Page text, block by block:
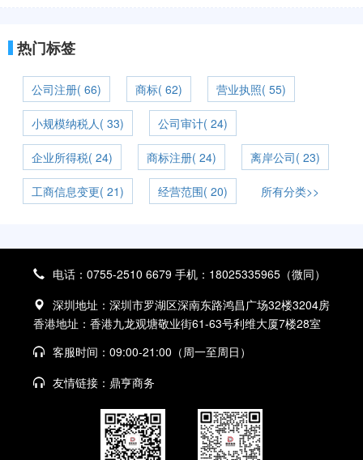
热门标签
公司注册( 66) 商标( 62) 营业执照( 55)
小规模纳税人( 33) 公司审计( 24)
企业所得税( 24) 商标注册( 24) 离岸公司( 23)
工商信息变更( 21) 经营范围( 20) 所有分类>>
电话：0755-2510 6679 手机：18025335965（微同）
深圳地址：深圳市罗湖区深南东路鸿昌广场32楼3204房
香港地址：香港九龙观塘敬业街61-63号利维大厦7楼28室
客服时间：09:00-21:00（周一至周日）
友情链接： 鼎亨商务